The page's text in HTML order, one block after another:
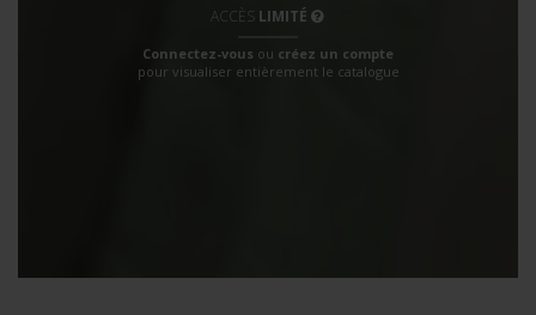
ACCÈS LIMITÉ
Connectez-vous ou créez un compte
pour visualiser entièrement le catalogue